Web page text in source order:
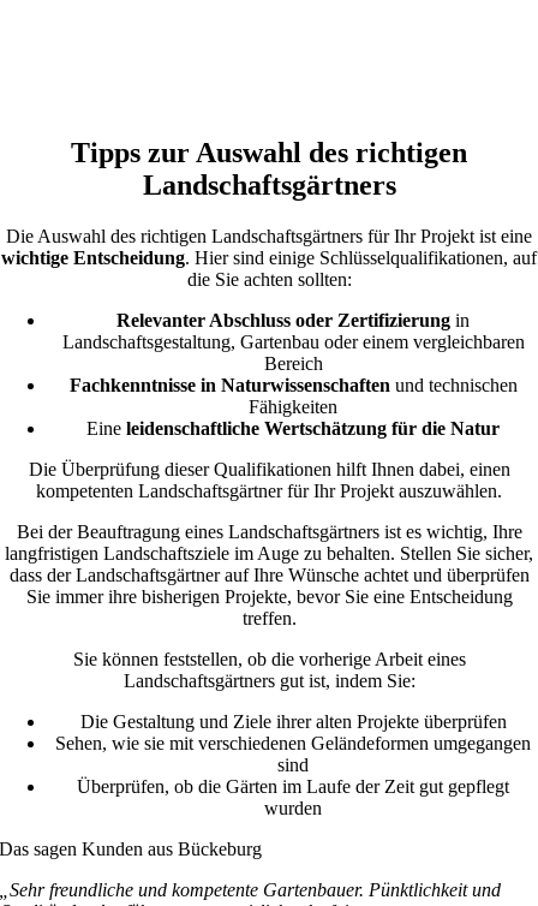
Tipps zur Auswahl des richtigen
Landschaftsgärtners
Die Auswahl des richtigen Landschaftsgärtners für Ihr Projekt ist eine
wichtige Entscheidung. Hier sind einige Schlüsselqualifikationen, auf
die Sie achten sollten:
Relevanter Abschluss oder Zertifizierung in
Landschaftsgestaltung, Gartenbau oder einem vergleichbaren
Bereich
Fachkenntnisse in Naturwissenschaften und technischen
Fähigkeiten
Eine leidenschaftliche Wertschätzung für die Natur
Die Überprüfung dieser Qualifikationen hilft Ihnen dabei, einen
kompetenten Landschaftsgärtner für Ihr Projekt auszuwählen.
Bei der Beauftragung eines Landschaftsgärtners ist es wichtig, Ihre
langfristigen Landschaftsziele im Auge zu behalten. Stellen Sie sicher,
dass der Landschaftsgärtner auf Ihre Wünsche achtet und überprüfen
Sie immer ihre bisherigen Projekte, bevor Sie eine Entscheidung
treffen.
Sie können feststellen, ob die vorherige Arbeit eines
Landschaftsgärtners gut ist, indem Sie:
Die Gestaltung und Ziele ihrer alten Projekte überprüfen
Sehen, wie sie mit verschiedenen Geländeformen umgegangen
sind
Überprüfen, ob die Gärten im Laufe der Zeit gut gepflegt
wurden
Das sagen Kunden aus Bückeburg
„Sehr freundliche und kompetente Gartenbauer. Pünktlichkeit und